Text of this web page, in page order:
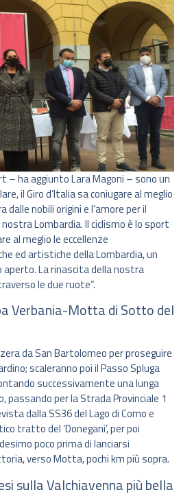
– ha aggiunto Lara Magoni – sono un
il Giro d’Italia sa coniugare al meglio
dalle nobili origini e l’amore per il
Lombardia. Il ciclismo è lo sport
al meglio le eccellenze
ed artistiche della Lombardia, un
aperto. La rinascita della nostra
le due ruote”.
Verbania-Motta di Sotto del
da San Bartolomeo per proseguire
scaleranno poi il Passo Spluga
successivamente una lunga
passando per la Strada Provinciale 1
dalla SS36 del Lago di Como e
tratto del ‘Donegani’, per poi
poco prima di lanciarsi
verso Motta, pochi km più sopra.
sulla Valchiavenna più bella